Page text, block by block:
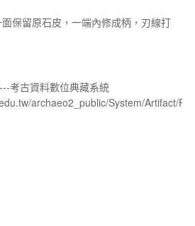
保留原石皮，一端內修成柄，刃線打
考古資料數位典藏系統
archaeo2_public/System/Artifact/